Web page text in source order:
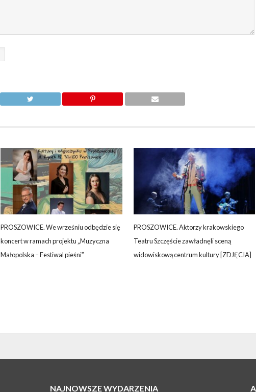
PROSZOWICE. We wrześniu odbędzie się
koncert w ramach projektu „Muzyczna
Małopolska – Festiwal pieśni”
PROSZOWICE. Aktorzy krakowskiego
Teatru Szczęście zawładnęli sceną
widowiskową centrum kultury [ZDJĘCIA]
NAJNOWSZE WYDARZENIA